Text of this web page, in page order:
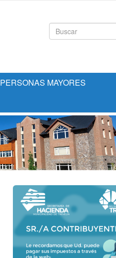
Formulario
búsqueda
PERSONAS MAYORES